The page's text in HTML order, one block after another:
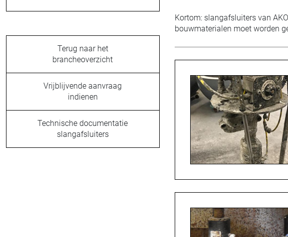
Terug naar het
brancheoverzicht
Vrijblijvende aanvraag
indienen
Technische documentatie
slangafsluiters
Kortom: slangafsluiters van
bouwmaterialen moet worden